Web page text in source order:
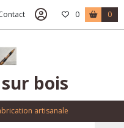
0 0
bois
artisanale